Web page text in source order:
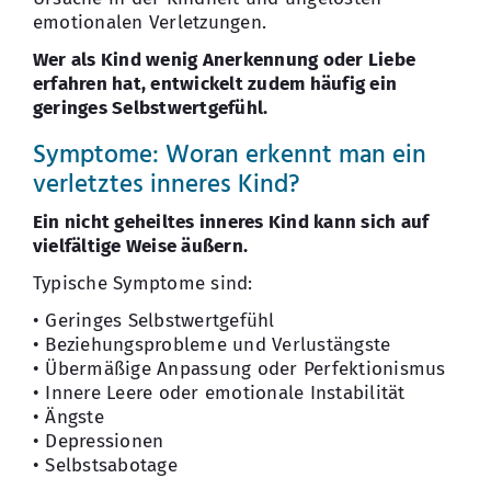
emotionalen Verletzungen.
Wer als Kind wenig Anerkennung oder Liebe
erfahren hat, entwickelt zudem häufig ein
geringes Selbstwertgefühl.
Symptome: Woran erkennt man ein
verletztes inneres Kind?
Ein nicht geheiltes inneres Kind kann sich auf
vielfältige Weise äußern.
Typische Symptome sind:
• Geringes Selbstwertgefühl
• Beziehungsprobleme und Verlustängste
• Übermäßige Anpassung oder Perfektionismus
• Innere Leere oder emotionale Instabilität
• Ängste
• Depressionen
• Selbstsabotage